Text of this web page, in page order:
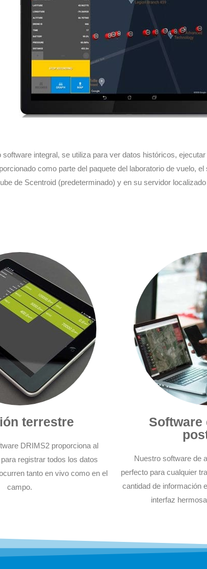
integral, se utiliza para ver datos históricos,
como parte del paquete del laboratorio de vuelo,
de Scentroid (predeterminado) y en su servidor
terrestre
DRIMS2 proporciona al
registrar todos los datos
tanto en vivo como en el
campo.
Software
Nuestro software de
perfecto para cualquier
cantidad de información
interfaz